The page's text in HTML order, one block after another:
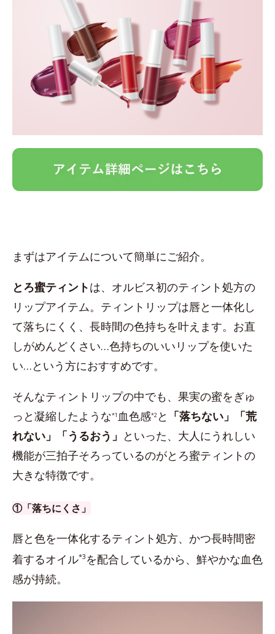
まずはアイテムについて簡単にご紹介。
とろ蜜ティントは、オルビス初のティント処方の
リップアイテム。ティントリップは唇と一体化し
て落ちにくく、長時間の色持ちを叶えます。お直
しがめんどくさい…色持ちのいいリップを使いた
い…という方におすすめです。
そんなティントリップの中でも、果実の蜜をぎゅ
っと凝縮したような*1 血色感*2 と 「落ちない」「荒
れない」「うるおう」 といった、大人にうれしい
機能が三拍子そろっているのがとろ蜜ティントの
大きな特徴です。
①「落ちにくさ」
唇と色を一体化するティント処方、かつ長時間密
着するオイル*3 を配合しているから、鮮やかな血色
感が持続。